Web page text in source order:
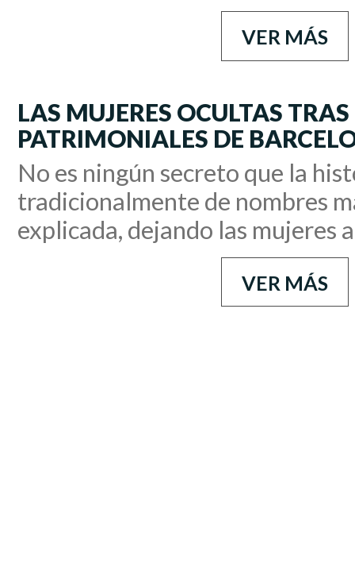
VER MÁS
LAS MUJERES OCULTAS
PATRIMONIALES DE
No es ningún secreto que la
tradicionalmente de nombres
explicada, dejando las mujeres
VER MÁS